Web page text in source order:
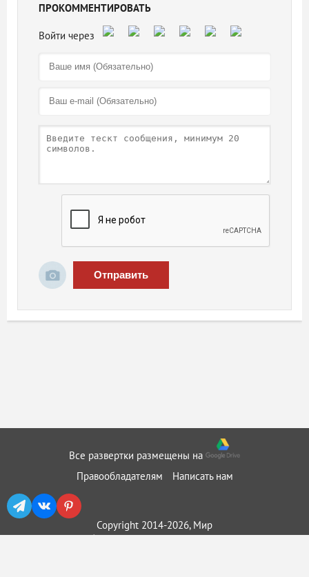
ПРОКОММЕНТИРОВАТЬ
Отправить
Все развертки размещены на
Правообладателям
Написать нам
Copyright 2014-2026, Мир
бумажного моделирования ::